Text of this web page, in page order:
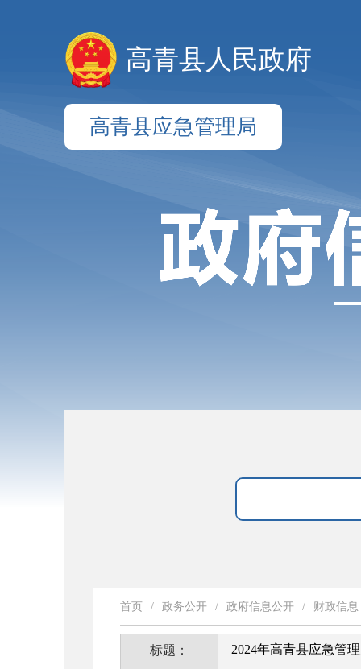
高青县人民政府
高青县应急管理局
首页 / 政务公开 / 政府信息公开 / 财政信息
标题： 2024年高青县应急管